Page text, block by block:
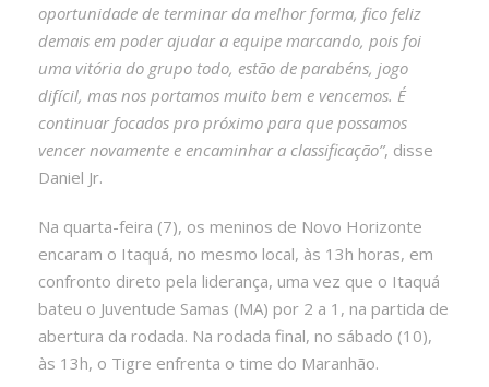
oportunidade de terminar da melhor forma, fico feliz
demais em poder ajudar a equipe marcando, pois foi
uma vitória do grupo todo, estão de parabéns, jogo
difícil, mas nos portamos muito bem e vencemos. É
continuar focados pro próximo para que possamos
vencer novamente e encaminhar a classificação”, disse
Daniel Jr.
Na quarta-feira (7), os meninos de Novo Horizonte
encaram o Itaquá, no mesmo local, às 13h horas, em
confronto direto pela liderança, uma vez que o Itaquá
bateu o Juventude Samas (MA) por 2 a 1, na partida de
abertura da rodada. Na rodada final, no sábado (10),
às 13h, o Tigre enfrenta o time do Maranhão.